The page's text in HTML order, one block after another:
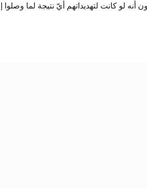
أنه لو كانت لتهديداتهم أيّ نتيجة لما